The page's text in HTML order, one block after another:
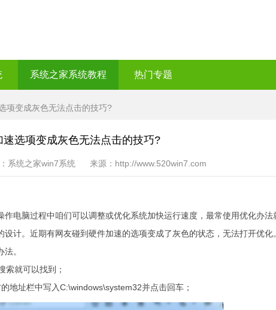
系统之家系统教程 热门专题
项变成灰色无法点击的技巧?
选项变成灰色无法点击的技巧?
系统之家win7系统 来源：http://www.520win7.com
电脑过程中咱们可以调整或优化系统加快运行速度，最常使用优化办法
计。近期有网友碰到硬件加速的选项变成了灰色的状态，无法打开优化
。
索就可以找到；
地址栏中写入C:\windows\system32并点击回车；